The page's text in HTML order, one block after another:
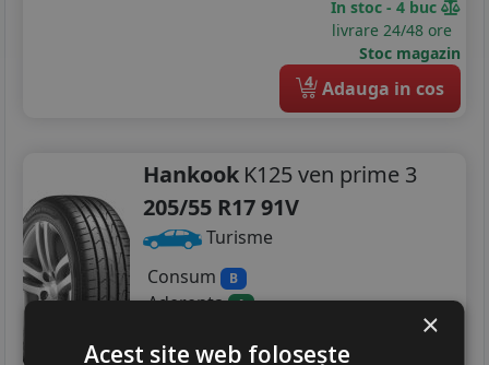
In stoc - 4 buc
livrare 24/48 ore
Stoc magazin
4 Adauga in cos
Hankook K125 ven prime 3
205/55 R17 91V
Turisme
Consum
B
Aderenta A
×
Acest site web folosește